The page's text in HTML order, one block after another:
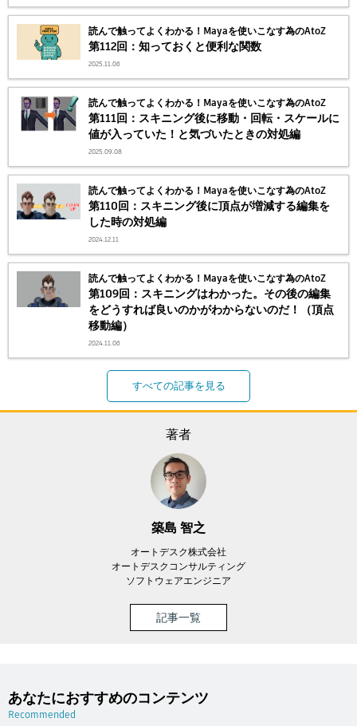
読んで触ってよくわかる！Mayaを使いこなす為のAtoZ
第112回：知っておくと便利な関数
2025.11.06
読んで触ってよくわかる！Mayaを使いこなす為のAtoZ
第111回：スキニング後に移動・回転・スケールに
値が入っていた！と気づいたときの対処編
2025.09.08
読んで触ってよくわかる！Mayaを使いこなす為のAtoZ
第110回：スキニング後に頂点が増減する編集を
した時の対処編
2024.12.11
読んで触ってよくわかる！Mayaを使いこなす為のAtoZ
第109回：スキニングはわかった。その後の編集
をどうすれば良いのかがわからないのだ！（頂点
移動編）
2024.11.06
すべての記事を見る
著者
築島 智之
オートデスク株式会社
オートデスクコンサルティング
ソフトウェアエンジニア
記事一覧
あなたにおすすめのコンテンツ
Recommended